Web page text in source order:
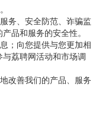
务、安全防范、诈骗监
品和服务的安全性。
；向您提供与您更加相
荔聘网活动和市场调
改善我们的产品、服务